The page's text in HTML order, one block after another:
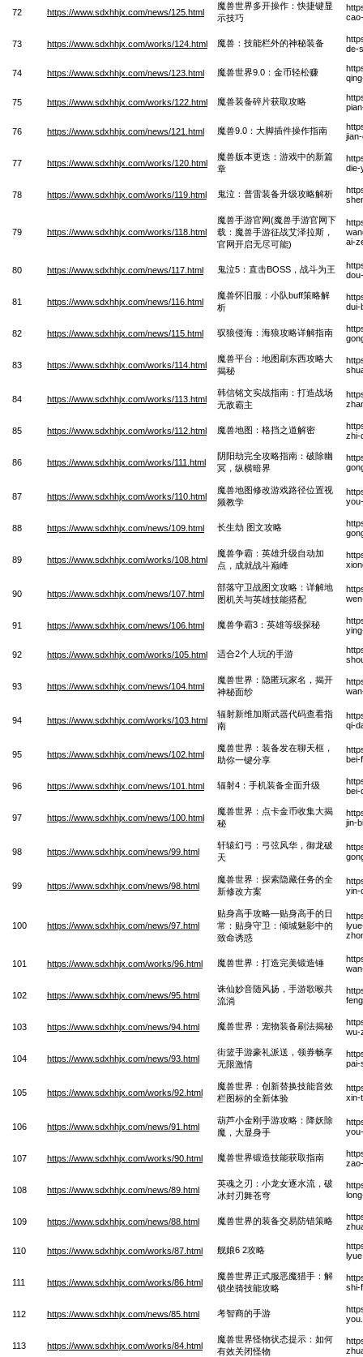
72 https://www.sdxhhjx.com/news/125.html
魔兽世界多开操作：快捷键显
示技巧
73 https://www.sdxhhjx.com/works/124.html 魔兽：技能栏外的神秘装备
de-
74 https://www.sdxhhjx.com/news/123.html 魔兽世界9.0：金币轻松赚
75 https://www.sdxhhjx.com/works/122.html 魔兽装备碎片获取攻略
76 https://www.sdxhhjx.com/news/121.html 魔兽9.0：大脚插件操作指南
77 https://www.sdxhhjx.com/works/120.html
魔兽版本更迭：游戏中的新篇
章
die-
78 https://www.sdxhhjx.com/works/119.html 鬼泣：普雷装备升级攻略解析
79 https://www.sdxhhjx.com/works/118.html
魔兽手游官网(魔兽手游官网下
载：魔兽手游征战艾泽拉斯，
官网开启无尽可能)
ai-
80 https://www.sdxhhjx.com/news/117.html 鬼泣5：直击BOSS，战斗为王
81 https://www.sdxhhjx.com/news/116.html
魔兽怀旧服：小队buff策略解
析
dui-
82 https://www.sdxhhjx.com/news/115.html 驭狼侵海：海狼攻略详解指南
83 https://www.sdxhhjx.com/works/114.html
魔兽平台：地图刷东西攻略大
揭秘
84 https://www.sdxhhjx.com/works/113.html
韩信铭文实战指南：打造战场
无敌霸主
85 https://www.sdxhhjx.com/works/112.html 魔兽地图：格挡之道解密
zhi-
86 https://www.sdxhhjx.com/works/111.html
阴阳劫完全攻略指南：破除幽
冥，纵横暗界
87 https://www.sdxhhjx.com/works/110.html
魔兽地图修改游戏路径位置视
频教学
88 https://www.sdxhhjx.com/news/109.html 长生劫 图文攻略
89 https://www.sdxhhjx.com/works/108.html
魔兽争霸：英雄升级自动加
点，成就战斗巅峰
90 https://www.sdxhhjx.com/news/107.html
部落守卫战图文攻略：详解地
图机关与英雄技能搭配
91 https://www.sdxhhjx.com/news/106.html 魔兽争霸3：英雄等级探秘
92 https://www.sdxhhjx.com/works/105.html 适合2个人玩的手游
93 https://www.sdxhhjx.com/news/104.html
魔兽世界：隐匿玩家名，揭开
神秘面纱
94 https://www.sdxhhjx.com/works/103.html
辐射新维加斯武器代码查看指
南
qi-
95 https://www.sdxhhjx.com/news/102.html
魔兽世界：装备发在聊天框，
助你一键分享
bei-
96 https://www.sdxhhjx.com/news/101.html 辐射4：手机装备全面升级
bei-
97 https://www.sdxhhjx.com/news/100.html
魔兽世界：点卡金币收集大揭
秘
jin-
98 https://www.sdxhhjx.com/news/99.html
轩辕幻弓：弓弦风华，御龙破
天
99 https://www.sdxhhjx.com/news/98.html
魔兽世界：探索隐藏任务的全
新修改方案
yin-
100 https://www.sdxhhjx.com/news/97.html
贴身高手攻略—贴身高手的日
常：贴身守卫：倾城魅影中的
致命诱惑
101 https://www.sdxhhjx.com/works/96.html 魔兽世界：打造完美锻造锤
102 https://www.sdxhhjx.com/news/95.html
诛仙妙音随风扬，手游歌喉共
流淌
103 https://www.sdxhhjx.com/news/94.html 魔兽世界：宠物装备刷法揭秘
wu-
104 https://www.sdxhhjx.com/news/93.html
街篮手游豪礼派送，领券畅享
无限激情
pai-
105 https://www.sdxhhjx.com/works/92.html
魔兽世界：创新替换技能音效
栏图标的全新体验
xin-
106 https://www.sdxhhjx.com/news/91.html
葫芦小金刚手游攻略：降妖除
魔，大显身手
107 https://www.sdxhhjx.com/works/90.html 魔兽世界锻造技能获取指南
108 https://www.sdxhhjx.com/news/89.html
英魂之刃：小龙女逐水流，破
冰封刃舞苍穹
109 https://www.sdxhhjx.com/news/88.html 魔兽世界的装备交易防错策略
110 https://www.sdxhhjx.com/works/87.html 舰娘6 2攻略
111 https://www.sdxhhjx.com/works/86.html
魔兽世界正式服恶魔猎手：解
锁坐骑技能攻略
shi-
112 https://www.sdxhhjx.com/news/85.html 考智商的手游
113 https://www.sdxhhjx.com/works/84.html
魔兽世界怪物状态提示：如何
有效关闭怪物